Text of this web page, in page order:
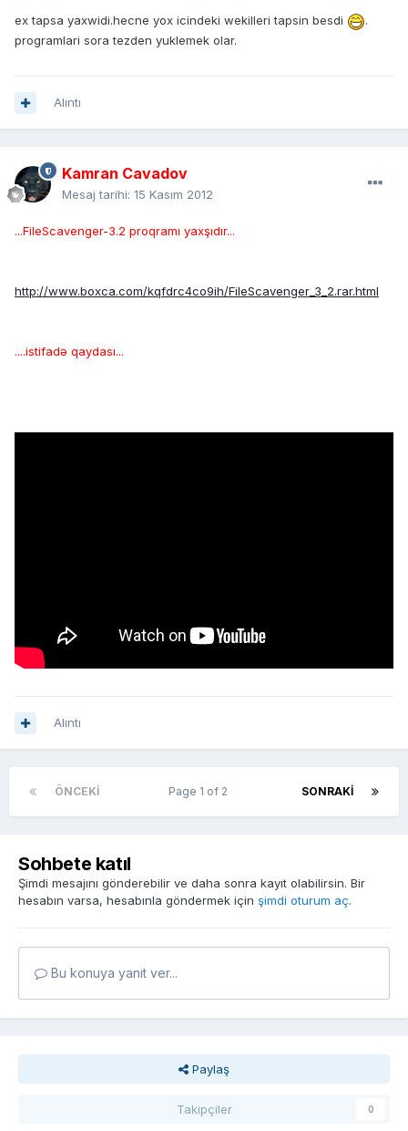
ex tapsa yaxwidi.hecne yox icindeki wekilleri tapsin besdi
.
programlari sora tezden yuklemek olar.
Alıntı
Kamran Cavadov
Mesaj tarihi: 15 Kasım 2012
...FileScavenger-3.2 proqramı yaxşıdır...
http://www.boxca.com/kqfdrc4co9ih/FileScavenger_3_2.rar.html
....istifadə qaydası...
Alıntı
ÖNCEKI SONRAKI
Page 1 of 2
Sohbete katıl
Şimdi mesajını gönderebilir ve daha sonra kayıt olabilirsin. Bir
hesabın varsa, hesabınla göndermek için şimdi oturum aç.
Bu konuya yanıt ver...
Paylaş
Takipçiler 0